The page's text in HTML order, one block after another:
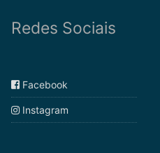
Redes Sociais
Facebook
Instagram